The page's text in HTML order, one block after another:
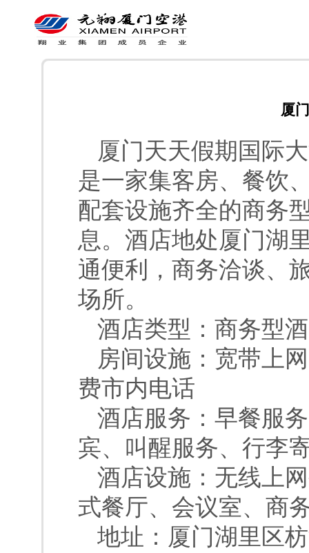
厦
厦门天天假期国际
是一家集客房、餐饮
配套设施齐全的商务
息。酒店地处厦门湖
通便利，商务洽谈、
场所。
酒店类型：商务型
房间设施：宽带上
费市内电话
酒店服务：早餐服
宾、叫醒服务、行李
酒店设施：无线上
式餐厅、会议室、商
地址：厦门湖里区